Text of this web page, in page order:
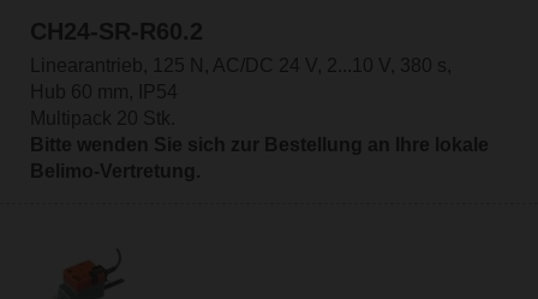
CH24-SR-R60.2
Linearantrieb, 125 N, AC/DC 24 V, 2...10 V, 380 s,
Hub 60 mm, IP54
Multipack 20 Stk.
Bitte wenden Sie sich zur Bestellung an Ihre lokale
Belimo-Vertretung.